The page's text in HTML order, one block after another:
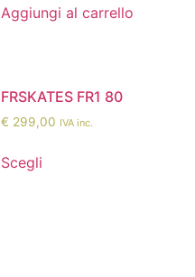
Aggiungi al carrello
FRSKATES FR1 80
€ 299,00 IVA inc.
Scegli